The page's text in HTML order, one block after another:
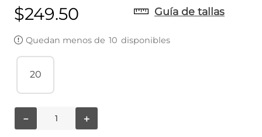
$249.50 Guía de tallas
Quedan menos de 10 disponibles
20
＋
－